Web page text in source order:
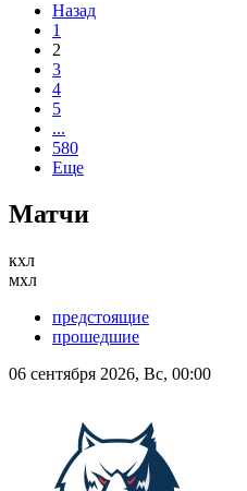
Назад
1
2
3
4
5
...
580
Еще
Матчи
кхл
мхл
предстоящие
прошедшие
06 сентября 2026, Вс, 00:00